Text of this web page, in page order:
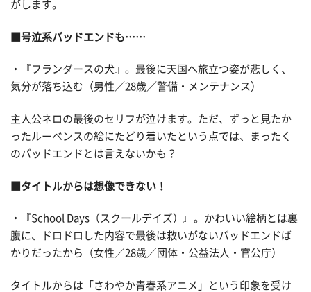
がします。
■号泣系バッドエンドも……
・『フランダースの犬』。最後に天国へ旅立つ姿が悲しく、
気分が落ち込む（男性／28歳／警備・メンテナンス）
主人公ネロの最後のセリフが泣けます。ただ、ずっと見たか
ったルーベンスの絵にたどり着いたという点では、まったく
のバッドエンドとは言えないかも？
■タイトルからは想像できない！
・『School Days（スクールデイズ）』。かわいい絵柄とは裏
腹に、ドロドロした内容で最後は救いがないバッドエンドば
かりだったから（女性／28歳／団体・公益法人・官公庁）
タイトルからは「さわやか青春系アニメ」という印象を受け